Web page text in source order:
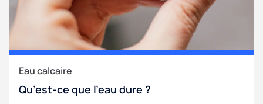
Eau calcaire
Qu’est-ce que l’eau dure ?